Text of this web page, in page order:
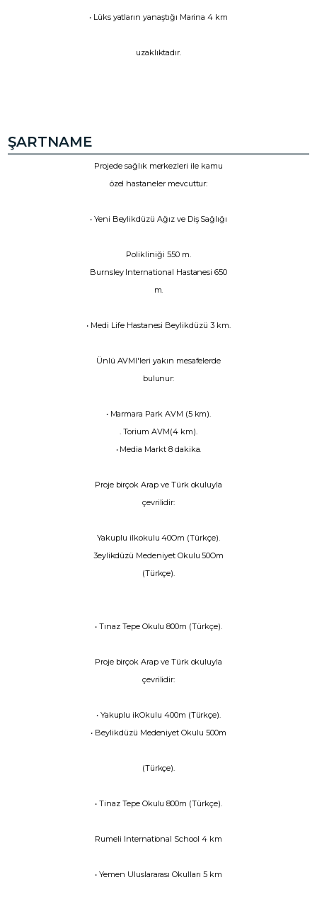
• Lüks yatların yanaştığı Marina 4 km
uzaklıktadır.
ŞARTNAME
Projede sağlık merkezleri ile kamu
özel hastaneler mevcuttur:
• Yeni Beylikdüzü Ağız ve Diş Sağlığı
Polikliniği 550 m.
Burnsley International Hastanesi 650
m.
• Medi Life Hastanesi Beylikdüzü 3 km.
Ünlü AVMI'leri yakın mesafelerde
bulunur:
• Marmara Park AVM (5 km).
. Torium AVM(4 km).
• Media Markt 8 dakika.
Proje birçok Arap ve Türk okuluyla
çevrilidir:
Yakuplu ilkokulu 40Om (Türkçe).
3eylikdüzü Medeniyet Okulu 50Om
(Türkçe).
• Tınaz Tepe Okulu 800m (Türkçe).
Proje birçok Arap ve Türk okuluyla
çevrilidir:
• Yakuplu ikOkulu 400m (Türkçe).
• Beylikdüzü Medeniyet Okulu 500m
(Türkçe).
• Tinaz Tepe Okulu 800m (Türkçe).
Rumeli lnternational School 4 km
• Yemen Uluslararası Okulları 5 km